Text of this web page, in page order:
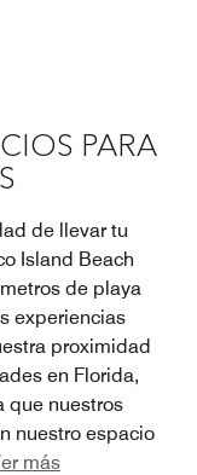
PARA
de llevar tu
Island Beach
de playa
experiencias
proximidad
en Florida,
que nuestros
nuestro espacio
más